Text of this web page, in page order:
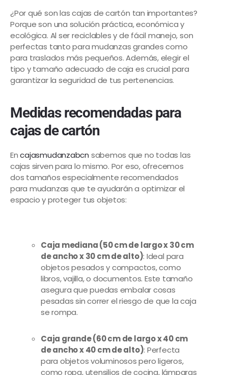
¿Por qué son las cajas de cartón tan importantes?
Porque son una solución práctica, económica y
ecológica. Al ser reciclables y de fácil manejo, son
perfectas tanto para mudanzas grandes como
para traslados más pequeños. Además, elegir el
tipo y tamaño adecuado de caja es crucial para
garantizar la seguridad de tus pertenencias.
Medidas recomendadas para
cajas de cartón
Encajasmudanzabcn sabemos que no todas las
cajas sirven para lo mismo. Por eso, ofrecemos
dos tamaños especialmente recomendados
para mudanzas que te ayudarán a optimizar el
espacio y proteger tus objetos:
Caja mediana (50 cm de largo x 30 cm
de ancho x 30 cm de alto): Ideal para
objetos pesados y compactos, como
libros, vajilla, o documentos. Este tamaño
asegura que puedas embalar cosas
pesadas sin correr el riesgo de que la caja
se rompa.
Caja grande (60 cm de largo x 40 cm
de ancho x 40 cm de alto): Perfecta
para objetos voluminosos pero ligeros,
como ropa, utensilios de cocina, lámparas